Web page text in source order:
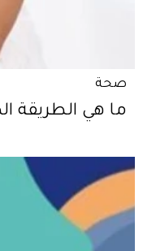
صحة
ما هي الطريقة